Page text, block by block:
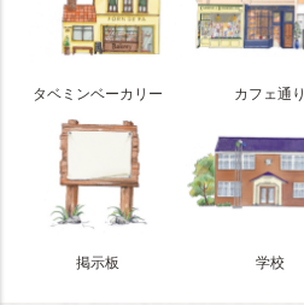
タベミンベーカリー カフェ通り
掲示板 学校